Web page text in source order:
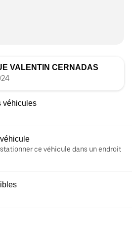
VALENTIN CERNADAS
véhicules
ce véhicule dans un endroit